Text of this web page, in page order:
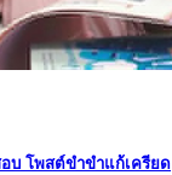
บ โพสต์ขำขำแก้เครียด